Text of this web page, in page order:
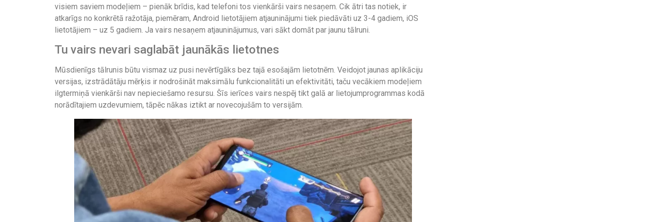
visiem saviem modeļiem – pienāk brīdis, kad telefoni tos vienkārši vairs nesaņem. Cik ātri tas notiek, ir
atkarīgs no konkrētā ražotāja, piemēram, Android lietotājiem atjauninājumi tiek piedāvāti uz 3-4 gadiem, iOS
lietotājiem – uz 5 gadiem. Ja vairs nesaņem atjauninājumus, vari sākt domāt par jaunu tālruni.
Tu vairs nevari saglabāt jaunākās lietotnes
Mūsdienīgs tālrunis būtu vismaz uz pusi nevērtīgāks bez tajā esošajām lietotnēm. Veidojot jaunas aplikāciju
versijas, izstrādātāju mērķis ir nodrošināt maksimālu funkcionalitāti un efektivitāti, taču vecākiem modeļiem
ilgtermiņā vienkārši nav nepieciešamo resursu. Šīs ierīces vairs nespēj tikt galā ar lietojumprogrammas kodā
norādītajiem uzdevumiem, tāpēc nākas iztikt ar novecojušām to versijām.